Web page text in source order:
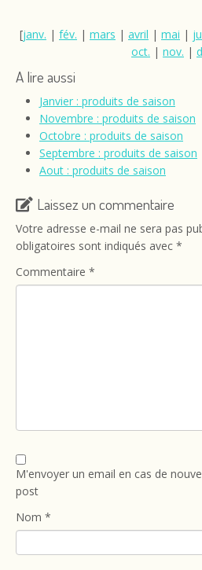
[janv. | fév. | mars | avril | mai |
oct. | nov. |
A lire aussi
Janvier : produits de saison
Novembre : produits de saison
Octobre : produits de saison
Septembre : produits de saison
Aout : produits de saison
Laissez un commentaire
Votre adresse e-mail ne sera pas
obligatoires sont indiqués avec *
Commentaire *
M'envoyer un email en cas de
post
Nom *